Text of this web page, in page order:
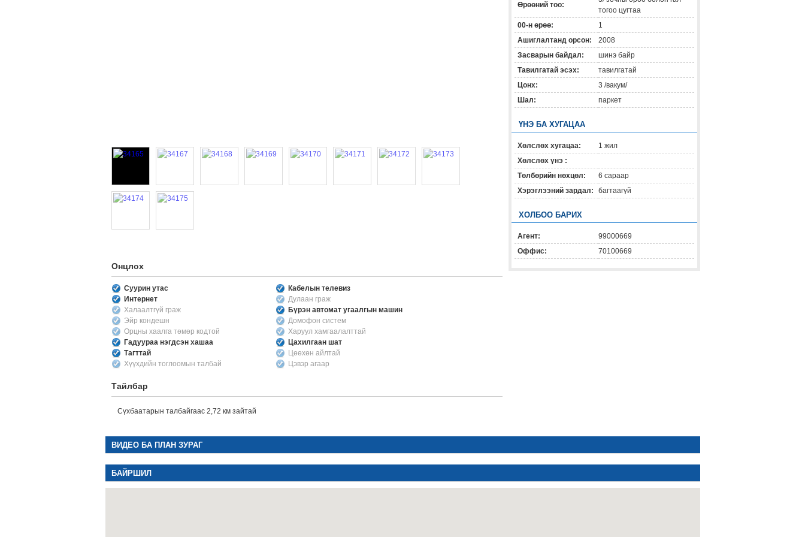
Онцлох
Суурин утас
Кабелын телевиз
Интернет
Дулаан граж
Халаалтгүй граж
Бүрэн автомат угаалгын машин
Эйр кондешн
Домофон систем
Орцны хаалга төмөр кодтой
Харуул хамгаалалттай
Гадуураа нэгдсэн хашаа
Цахилгаан шат
Тагттай
Цөөхөн айлтай
Хүүхдийн тоглоомын талбай
Цэвэр агаар
Тайлбар
Сүхбаатарын талбайгаас 2,72 км зайтай
Өрөөний тоо:
тогоо цугтаа
00-н өрөө:
1
Ашиглалтанд орсон:
2008
Засварын байдал:
шинэ байр
Тавилгатай эсэх:
тавилгатай
Цонх:
3 /вакум/
Шал:
паркет
ҮНЭ БА ХУГАЦАА
Хөлслөх хугацаа:
1 жил
Хөлслөх үнэ :
Төлбөрийн нөхцөл:
6 сараар
Хэрэглээний зардал:
багтаагүй
ХОЛБОО БАРИХ
Агент:
99000669
Оффис:
70100669
ВИДЕО БА ПЛАН ЗУРАГ
БАЙРШИЛ